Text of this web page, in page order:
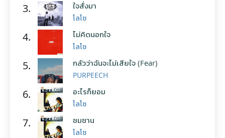
3. ใจสั่งมา
โลโซ
4. ไม่คิดนอกใจ
โลโซ
5. กลัวว่าฉันจะไม่เสียใจ (Fear)
PURPEECH
6. อะไรก็ยอม
โลโซ
7. ซมซาน
โลโซ